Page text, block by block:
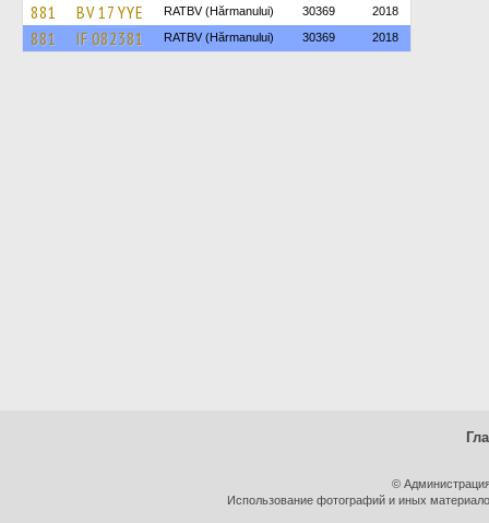
881 BV 17 YYE RATBV (Hărmanului) 30369 2018
881 IF 082381 RATBV (Hărmanului) 30369 2018
©
Использование фотографий и иных